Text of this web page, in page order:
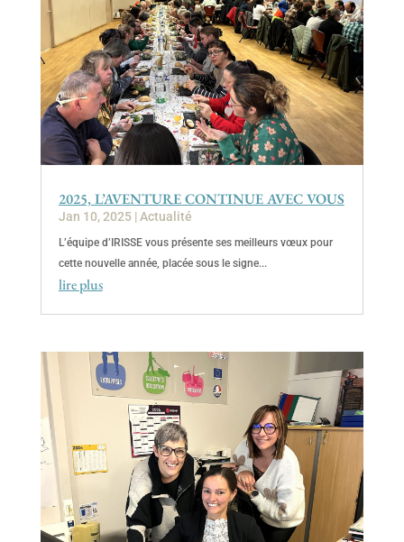
2025, L’AVENTURE CONTINUE AVEC VOUS
Jan 10, 2025|Actualité
L’équipe d’IRISSE vous présente ses meilleurs vœux pour
cette nouvelle année, placée sous le signe...
lire plus